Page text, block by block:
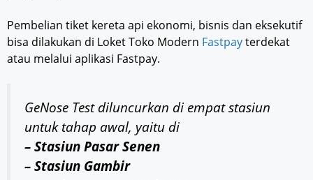
Pembelian tiket kereta api ekonomi, bisnis dan eksekutif
bisa dilakukan di Loket Toko Modern Fastpayterdekat
atau melalui aplikasi Fastpay.
GeNose Test diluncurkan di empat stasiun
untuk tahap awal, yaitu di
– Stasiun Pasar Senen
– Stasiun Gambir